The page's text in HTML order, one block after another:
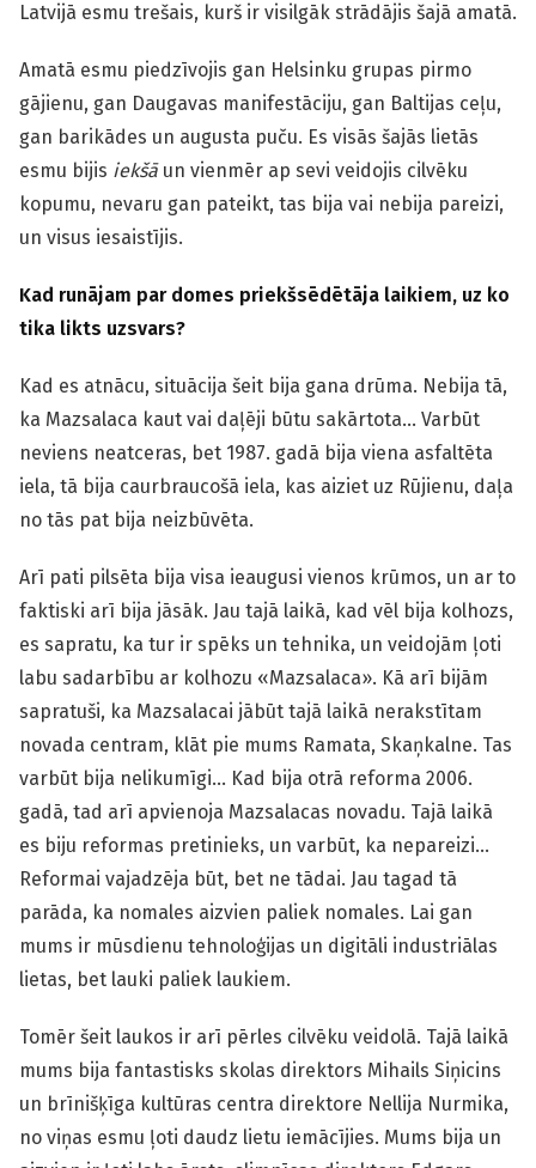
Latvijā esmu trešais, kurš ir visilgāk strādājis šajā amatā.
Amatā esmu piedzīvojis gan Helsinku grupas pirmo
gājienu, gan Daugavas manifestāciju, gan Baltijas ceļu,
gan barikādes un augusta puču. Es visās šajās lietās
esmu bijis iekšāun vienmēr ap sevi veidojis cilvēku
kopumu, nevaru gan pateikt, tas bija vai nebija pareizi,
un visus iesaistījis.
Kad runājam par domes priekšsēdētāja laikiem, uz ko
tika likts uzsvars?
Kad es atnācu, situācija šeit bija gana drūma. Nebija tā,
ka Mazsalaca kaut vai daļēji būtu sakārtota… Varbūt
neviens neatceras, bet 1987. gadā bija viena asfaltēta
iela, tā bija caurbraucošā iela, kas aiziet uz Rūjienu, daļa
no tās pat bija neizbūvēta.
Arī pati pilsēta bija visa ieaugusi vienos krūmos, un ar to
faktiski arī bija jāsāk. Jau tajā laikā, kad vēl bija kolhozs,
es sapratu, ka tur ir spēks un tehnika, un veidojām ļoti
labu sadarbību ar kolhozu «Mazsalaca». Kā arī bijām
sapratuši, ka Mazsalacai jābūt tajā laikā nerakstītam
novada centram, klāt pie mums Ramata, Skaņkalne. Tas
varbūt bija nelikumīgi… Kad bija otrā reforma 2006.
gadā, tad arī apvienoja Mazsalacas novadu. Tajā laikā
es biju reformas pretinieks, un varbūt, ka nepareizi…
Reformai vajadzēja būt, bet ne tādai. Jau tagad tā
parāda, ka nomales aizvien paliek nomales. Lai gan
mums ir mūsdienu tehnoloģijas un digitāli industriālas
lietas, bet lauki paliek laukiem.
Tomēr šeit laukos ir arī pērles cilvēku veidolā. Tajā laikā
mums bija fantastisks skolas direktors Mihails Siņicins
un brīnišķīga kultūras centra direktore Nellija Nurmika,
no viņas esmu ļoti daudz lietu iemācījies. Mums bija un